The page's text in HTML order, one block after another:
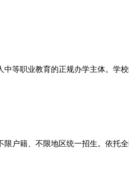
等职业教育的正规办学主体。学
户籍、不限地区统一招生。依托